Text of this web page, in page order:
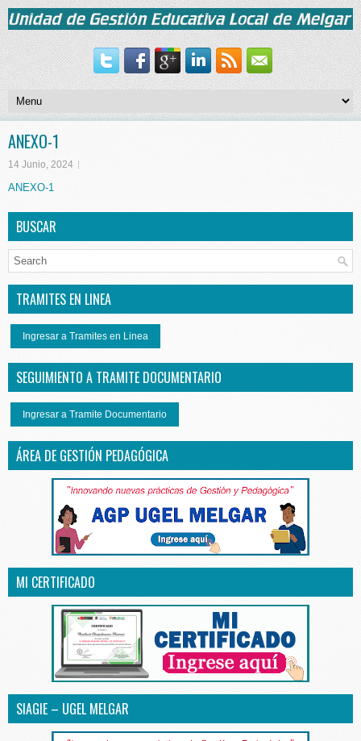
ANEXO-1
14 Junio, 2024
ANEXO-1
BUSCAR
TRAMITES EN LINEA
Ingresar a Tramites en Linea
SEGUIMIENTO A TRAMITE DOCUMENTARIO
Ingresar a Tramite Documentario
ÁREA DE GESTIÓN PEDAGÓGICA
MI CERTIFICADO
SIAGIE – UGEL MELGAR